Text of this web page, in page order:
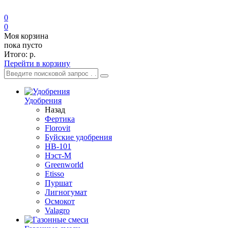
0
0
Моя корзина
пока пусто
Итого: р.
Перейти в корзину
Удобрения
Назад
Фертика
Florovit
Буйские удобрения
HB-101
Нэст-М
Greenworld
Etisso
Пуршат
Лигногумат
Осмокот
Valagro